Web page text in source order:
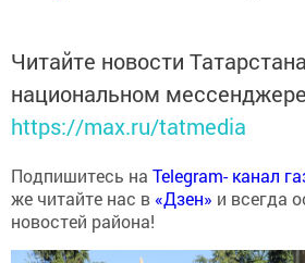
Читайте новости
национальном
https://max.ru/tatmedia
Подпишитесь на Telegram- канал
же читайте нас в «Дзен» и всегда
новостей района!